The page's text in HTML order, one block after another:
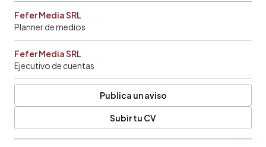
Fefer Media SRL
Planner de medios
Fefer Media SRL
Ejecutivo de cuentas
Publica un aviso
Subir tu CV